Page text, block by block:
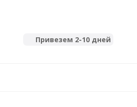
Привезем 2-10 дней